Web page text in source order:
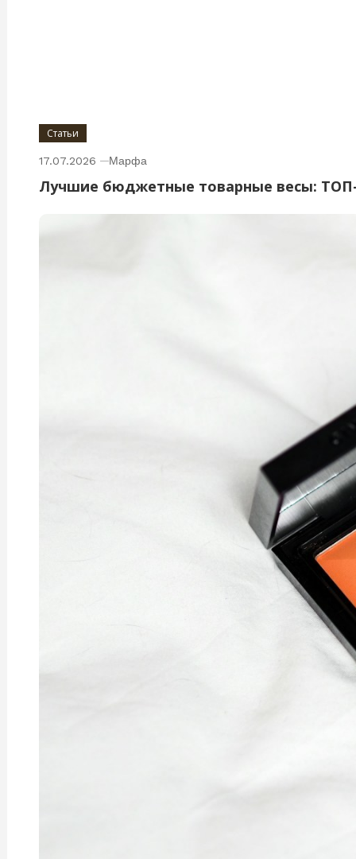
Статьи
17.07.2026 Марфа
Лучшие бюджетные товарные весы: